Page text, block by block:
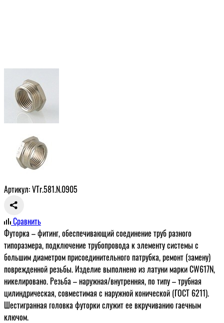
Артикул: VTr.581.N.0905
Сравнить
Футорка – фитинг, обеспечивающий соединение труб разного
типоразмера, подключение трубопровода к элементу системы с
большим диаметром присоединительного патрубка, ремонт (замену)
поврежденной резьбы. Изделие выполнено из латуни марки CW617N,
никелировано. Резьба – наружная/внутренняя, по типу – трубная
цилиндрическая, совместимая с наружной конической (ГОСТ 6211).
Шестигранная головка футорки служит ее вкручиванию гаечным
ключом.